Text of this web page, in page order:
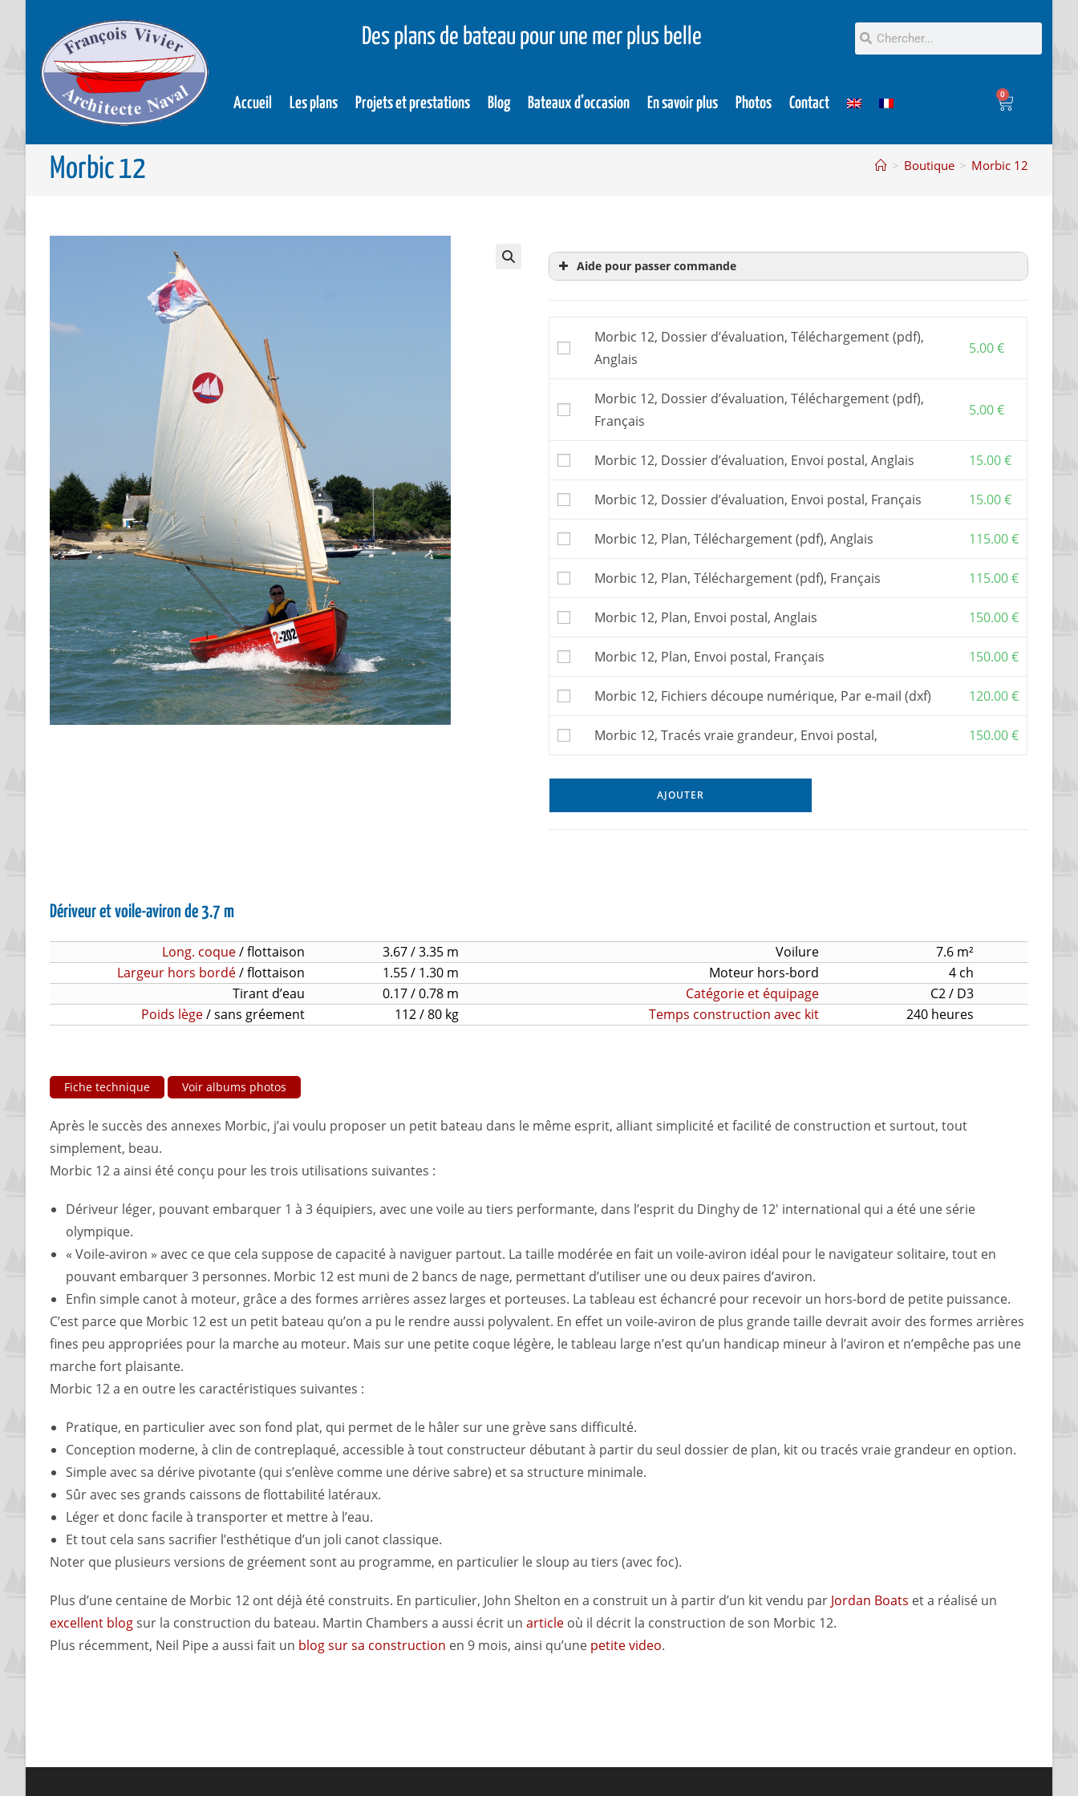
Des plans de bateau pour une mer plus belle
Accueil Les plans Projets et prestations Blog Bateaux d’occasion En savoir plus Photos Contact
0
Morbic 12 > Boutique > Morbic 12
Aide pour passer commande
Le plan, oudossier de construction, est le document de base pour
construire le bateau. Il inclut une assistance par email ou téléphone.
Pour faciliter la construction, on peut aussi acheter des
grandeursur calque polyester, ou un
kit de contreplaqué en découpe
numérique
Vous pouvez aussi commander desfichiers de découpe numériqueet
faire découper le kit par une entreprise de votre choix.
Pour commander unkit, s’adresser à l’un de mespartenaires
Grand-
Largueen France.
Les frais postaux et la TVA, si elle s’applique, sont inclus dans les prix
affichés.
Morbic 12, Dossier d’évaluation, Téléchargement (pdf),
Anglais
5.00€
Morbic 12, Dossier d’évaluation, Téléchargement (pdf),
Français
5.00€
Morbic 12, Dossier d’évaluation, Envoi postal, Anglais 15.00€
Morbic 12, Dossier d’évaluation, Envoi postal, Français 15.00€
Morbic 12, Plan, Téléchargement (pdf), Anglais 115.00€
Morbic 12, Plan, Téléchargement (pdf), Français 115.00€
Morbic 12, Plan, Envoi postal, Anglais 150.00€
Morbic 12, Plan, Envoi postal, Français 150.00€
Morbic 12, Fichiers découpe numérique, Par e-mail (dxf) 120.00€
Morbic 12, Tracés vraie grandeur, Envoi postal, 150.00€
AJOUTER
Dériveur et voile-aviron de 3.7 m
Long. coque/ flottaison 3.67 / 3.35 m Voilure
7.6 m²
Largeur hors bordé/ flottaison 1.55 / 1.30 m Moteur hors-bord
4 ch
Tirant d’eau
0.17 / 0.78 m Catégorie et équipage
C2 / D3
Poids lège/ sans gréement 112 / 80 kg Temps construction avec kit 240 heures
Fiche technique Voir albums photos
Après le succès des annexes Morbic, j’ai voulu proposer un petit bateau dans le même esprit, alliant simplicité et facilité de construction et surtout, tout
simplement, beau.
Morbic 12 a ainsi été conçu pour les trois utilisations suivantes :
Dériveur léger, pouvant embarquer 1 à 3 équipiers, avec une voile au tiers performante, dans l’esprit du Dinghy de 12′ international qui a été une série
olympique.
« Voile-aviron » avec ce que cela suppose de capacité à naviguer partout. La taille modérée en fait un voile-aviron idéal pour le navigateur solitaire, tout en
pouvant embarquer 3 personnes. Morbic 12 est muni de 2 bancs de nage, permettant d’utiliser une ou deux paires d’aviron.
Enfin simple canot à moteur, grâce a des formes arrières assez larges et porteuses. La tableau est échancré pour recevoir un hors-bord de petite puissance.
C’est parce que Morbic 12 est un petit bateau qu’on a pu le rendre aussi polyvalent. En effet un voile-aviron de plus grande taille devrait avoir des formes arrières
fines peu appropriées pour la marche au moteur. Mais sur une petite coque légère, le tableau large n’est qu’un handicap mineur à l’aviron et n’empêche pas une
marche fort plaisante.
Morbic 12 a en outre les caractéristiques suivantes :
Pratique, en particulier avec son fond plat, qui permet de le hâler sur une grève sans difficulté.
Conception moderne, à clin de contreplaqué, accessible à tout constructeur débutant à partir du seul dossier de plan, kit ou tracés vraie grandeur en option.
Simple avec sa dérive pivotante (qui s’enlève comme une dérive sabre) et sa structure minimale.
Sûr avec ses grands caissons de flottabilité latéraux.
Léger et donc facile à transporter et mettre à l’eau.
Et tout cela sans sacrifier l’esthétique d’un joli canot classique.
Noter que plusieurs versions de gréement sont au programme, en particulier le sloup au tiers (avec foc).
Plus d’une centaine de Morbic 12 ont déjà été construits. En particulier, John Shelton en a construit un à partir d’un kit vendu par Jordan Boats et a réalisé un
excellent blogsur la construction du bateau. Martin Chambers a aussi écrit un article où il décrit la construction de son Morbic 12.
Plus récemment, Neil Pipe a aussi fait un blog sur sa construction en 9 mois, ainsi qu’une petite video.